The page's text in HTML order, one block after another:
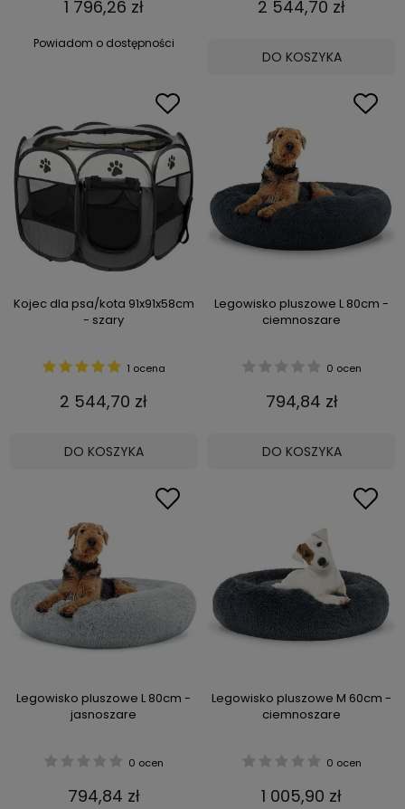
1 796,26 zł
Powiadom o dostępności
2 544,70 zł
DO KOSZYKA
Kojec dla psa/kota 91x91x58cm
- szary
1 ocena
2 544,70 zł
DO KOSZYKA
Legowisko pluszowe L 80cm -
ciemnoszare
0 ocen
794,84 zł
DO KOSZYKA
Legowisko pluszowe L 80cm -
jasnoszare
0 ocen
794,84 zł
Legowisko pluszowe M 60cm -
ciemnoszare
0 ocen
1 005,90 zł